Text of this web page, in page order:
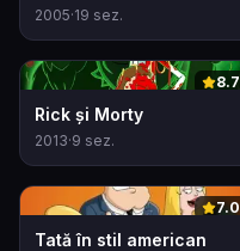
2005·19 sez.
0 8.7
Rick și Morty
2013·9 sez.
0 7.0
Tată în stil american